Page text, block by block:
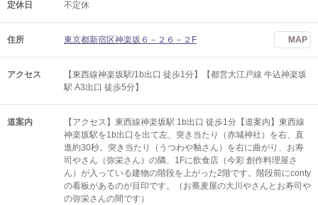
定休日 不定休
住所 東京都新宿区神楽坂６－２６－２F MAP
アクセス
【東西線神楽坂駅/1b出口 徒歩1分】【都営大江戸線 牛込神楽坂
駅 A3出口 徒歩5分】
道案内
【アクセス】東西線神楽坂駅 1b出口 徒歩1分【道案内】東西線
神楽坂駅を1b出口を出て左、突き当たり（赤城神社）を右、直
進約30秒。突き当たり（うつわや釉さん）を右に曲がり、お寿
司やさん（弥栄さん）の隣、1Fに飲食店（今彩 創作料理屋さ
ん）が入っている建物の階段を上がった2階です。階段前にconty
の看板があるのが目印です。（お蕎麦屋の大川やさんとお寿司や
の弥栄さんの間です）